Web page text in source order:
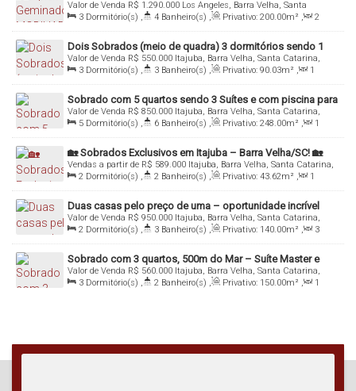
Barra Velha
R$ 1.290.000
Valor de Venda
Los Angeles, Barra Velha, Santa
Catarina, Brasil
3 Dormitório(s) , 4 Banheiro(s) , Privativo: 200.00m² ,
2
Sala(s) , 1 Suíte(s) , Total: 200.00m² , 2 Vaga(s) ,
Útil:
200 .00m²
Dois Sobrados (meio de quadra) 3 dormitórios sendo 1
suíte com sacada localizado em Barra Velha - SC
R$ 550.000
Valor de Venda
Itajuba, Barra Velha, Santa Catarina,
Brasil
3 Dormitório(s) , 3 Banheiro(s) , Privativo: 90.03m² ,
1
Sala(s) , 1 ~ 2 Suíte(s) , Total: 90.03m² , 1 Vaga(s) ,
300m
Distância do Mar
, Útil: m²
Sobrado com 5 quartos sendo 3 Suítes e com piscina para
venda em Barra Velha - SC
R$ 850.000
Valor de Venda
Itajuba, Barra Velha, Santa Catarina,
Brasil
5 Dormitório(s) , 6 Banheiro(s) , Privativo: 248.00m² ,
1
Sala(s) , 3 Suíte(s) , Total: 258.00m² , 3 Vaga(s) ,
Útil:
258.00m²
🏡 Sobrados Exclusivos em Itajuba – Barra Velha/SC! 🏡
R$ 589.000
Vendas a partir de
Itajuba, Barra Velha, Santa Catarina,
Brasil
2 Dormitório(s) , 2 Banheiro(s) , Privativo: 43.62m² ,
1
Sala(s) , 1 Suíte(s) , Total: 43.62m² , 1 Vaga(s) ,
Útil:
43
Duas casas pelo preço de uma – oportunidade incrível
para você que quer investir! 🌊
R$ 950.000
Valor de Venda
Itajuba, Barra Velha, Santa Catarina,
Brasil
2 Dormitório(s) , 3 Banheiro(s) , Privativo: 140.00m² ,
3
Sala(s) , 2 Suíte(s) , Total: 140.00m² , Útil: 140.00m²
Sobrado com 3 quartos, 500m do Mar – Suíte Master e
Terreno AmploR$ 560.000
Valor de Venda
Itajuba, Barra Velha, Santa Catarina,
Brasil
3 Dormitório(s) , 2 Banheiro(s) , Privativo: 150.00m² ,
1